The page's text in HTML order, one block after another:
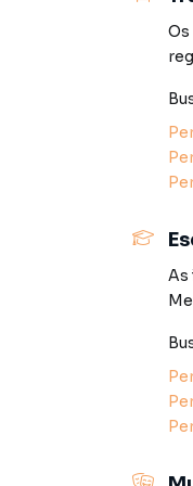
A
Na
Itaim
As